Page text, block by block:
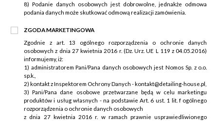
8) Podanie danych osobowych jest dobrowolne, jednakże odmowa
podania danych może skutkować odmową realizacji zamówienia.
ZGODA MARKETINGOWA
Zgodnie z art. 13 ogólnego rozporządzenia o ochronie danych
osobowych z dnia 27 kwietnia 2016 r. (Dz. Urz. UE L 119 z 04.05.2016)
informujemy, iż:
1) administratorem Pani/Pana danych osobowych jest Nomos Sp. z o.o.
sp.k.,
2) kontakt z Inspektorem Ochrony Danych - kontakt@detailing-house.pl,
3) Pani/Pana dane osobowe przetwarzane będą w celu marketingu
produktów i usług własnych - na podstawie Art. 6 ust. 1 lit. f ogólnego
rozporządzenia o ochronie danych osobowych
z dnia 27 kwietnia 2016 r. w ramach prawnie usprawiedliwionego